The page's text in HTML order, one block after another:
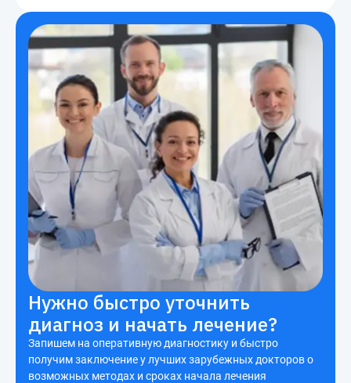
Нужно быстро уточнить
диагноз и начать лечение?
Запишем на оперативную диагностику и быстро
получим заключение у лучших зарубежных докторов о
возможных методах и сроках начала лечения